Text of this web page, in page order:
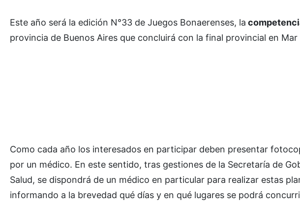
Este año será la edición N°33 de Juegos Bonaerenses, la
provincia de Buenos Aires que concluirá con la final provincial en Mar
Como cada año los interesados en participar deben presentar
por un médico. En este sentido, tras gestiones de la Secretaría de
Salud, se dispondrá de un médico en particular para realizar estas
informando a la brevedad qué días y en qué lugares se podrá